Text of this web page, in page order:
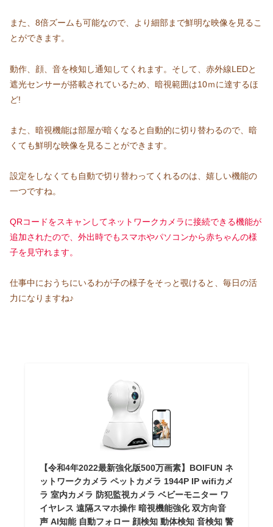
また、8倍ズームも可能なので、より細部まで鮮明な映像を見るこ
とができます。
動作、顔、音を検知し通知してくれます。そして、赤外線LEDと
遮光センサーが搭載されているため、暗視範囲は10ｍに達するほ
ど!
また、暗視機能は部屋が暗くなると自動的に切り替わるので、暗
くても鮮明な映像を見ることができます。
設定をしなくても自動で切り替わってくれるのは、嬉しい機能の
一つですね。
QRコードをスキャンしてネットワークカメラに接続できる機能が
追加されたので、外出時でもスマホやパソコンから赤ちゃんの様
子を見守れます。
仕事中におうちにいるわが子の様子をそっと覗けると、毎日の活
力になりますね♪
【令和4年2022最新強化版500万画素】BOIFUN ネ
ットワークカメラ ペットカメラ 1944P IP wifiカメ
ラ 室内カメラ 防犯監視カメラ ベビーモニター ワ
イヤレス 遠隔スマホ操作 暗視機能強化 双方向音
声 AI知能 自動フォロー 顔検知 動体検知 音検知 警